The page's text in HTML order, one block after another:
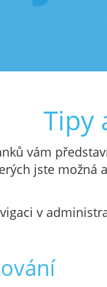
Tipy
vám
jste
v